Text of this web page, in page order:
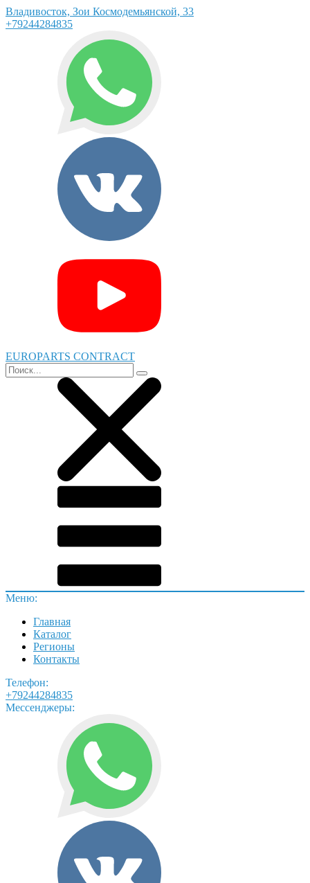
Владивосток, Зои Космодемьянской, 33
+79244284835
EUROPARTS CONTRACT
Меню:
Главная
Каталог
Регионы
Контакты
Телефон:
+79244284835
Мессенджеры: